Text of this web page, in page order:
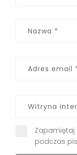
Zapamiętaj
podczas